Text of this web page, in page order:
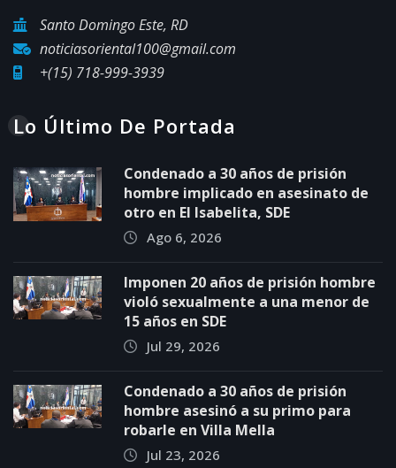
Santo Domingo Este, RD
noticiasoriental100@gmail.com
+(15) 718-999-3939
Lo Último De Portada
Condenado a 30 años de prisión
hombre implicado en asesinato de
otro en El Isabelita, SDE
Ago 6, 2026
Imponen 20 años de prisión hombre
violó sexualmente a una menor de
15 años en SDE
Jul 29, 2026
Condenado a 30 años de prisión
hombre asesinó a su primo para
robarle en Villa Mella
Jul 23, 2026